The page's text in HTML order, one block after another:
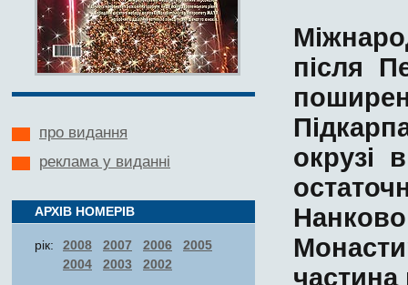
про видання
реклама у виданні
АРХІВ НОМЕРІВ
рік: 2008 2007 2006
2005
2004
2003 2002
після
окрузі
в
Нанково
частина